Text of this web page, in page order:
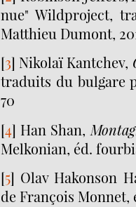
nue" Wildproject,
Matthieu Dumont,
[3] Nikolaï Kantchev,
traduits du bulgare
70
[4] Han Shan,
Melkonian, éd.
[5] Olav Hakonson
de François Monnet,